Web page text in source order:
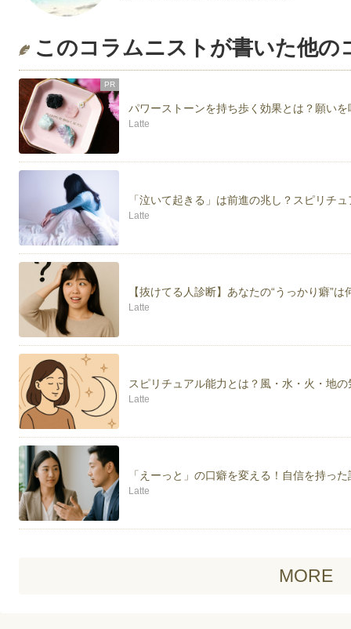
このコラムニストが書いた他の
PR
パワーストーンを持ち歩く効果とは？願い
Latte
「泣いて起きる」は前進の兆し？スピリチ
Latte
【抜けてる人診断】あなたの“うっかり癖”
Latte
スピリチュアル能力とは？風・水・火・地
Latte
「えーっと」の口癖を変える！自信を持っ
Latte
MORE